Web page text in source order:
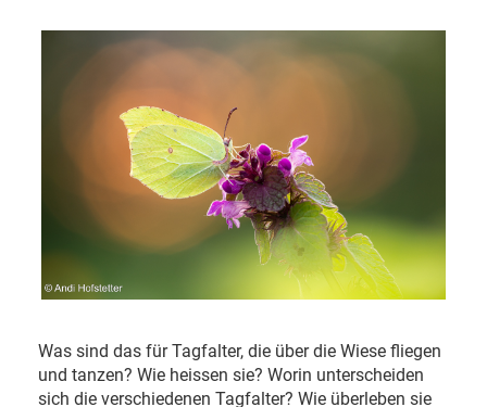
Was sind das für Tagfalter, die über die Wiese fliegen
und tanzen? Wie heissen sie? Worin unterscheiden
sich die verschiedenen Tagfalter? Wie überleben sie